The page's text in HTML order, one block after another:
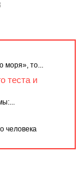
моря», то...
теста и
человека